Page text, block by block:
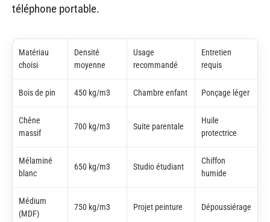
téléphone portable.
Matériau
choisi
Densité
moyenne
Usage
recommandé
Entretien
requis
Bois de pin 450 kg/m3 Chambre enfant Ponçage léger
Chêne
massif
700 kg/m3 Suite parentale
Huile
protectrice
Mélaminé
blanc
650 kg/m3 Studio étudiant
Chiffon
humide
Médium
(MDF)
750 kg/m3 Projet peinture Dépoussiérage